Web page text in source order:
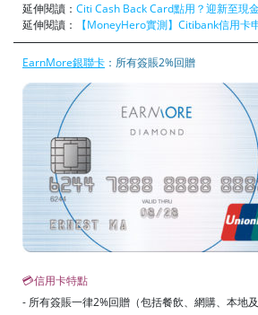
延伸閱讀： Citi Cash Back Card點用？迎新至現
延伸閱讀：
【MoneyHero實測】Citibank信用卡
EarnMore銀聯卡 ：所有簽賬2%回贈
💳信用卡特點
- 所有簽賬一律2%回贈（包括餐飲、網購、本地及